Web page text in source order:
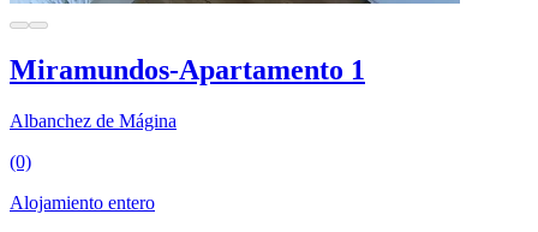
Miramundos-Apartamento 1
Albanchez de Mágina
(0)
Alojamiento entero